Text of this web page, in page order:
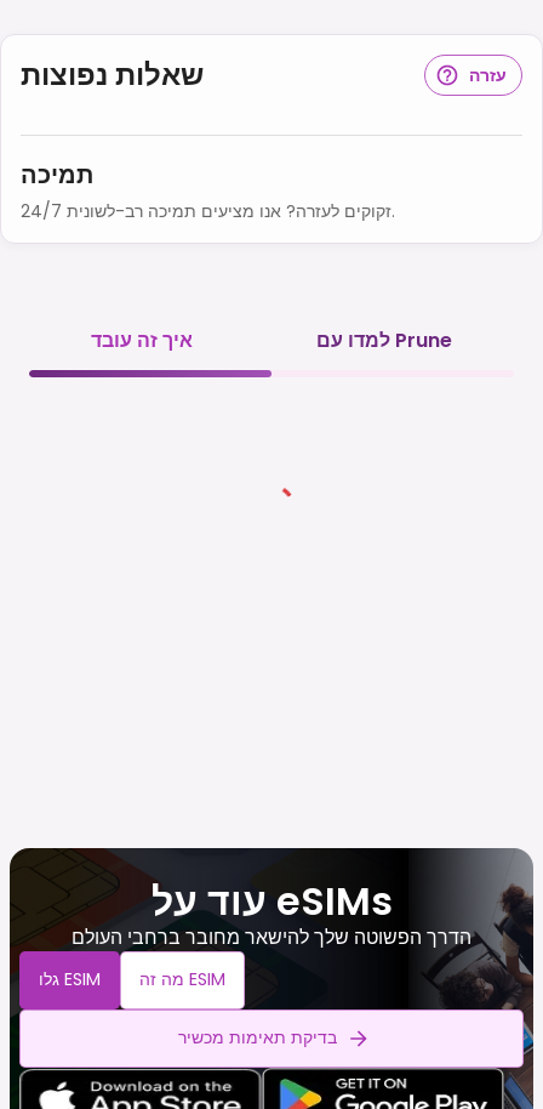
שאלות נפוצות עזרה
תמיכה
זקוקים לעזרה? אנו מציעים תמיכה רב-לשונית 24/7.
איך זה עובד למדו עם Prune
עוד על eSIMs
הדרך הפשוטה שלך להישאר מחובר ברחבי העולם
גלו ESIM מה זה ESIM
בדיקת תאימות מכשיר